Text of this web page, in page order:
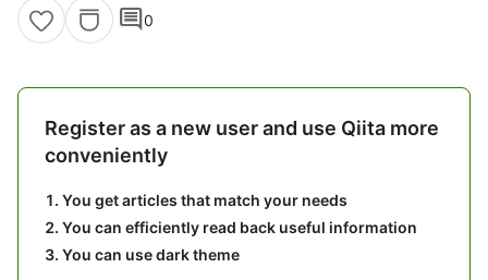
comment0
Register as a new user and use Qiita more
conveniently
You get articles that match your needs
You can efficiently read back useful information
You can use dark theme